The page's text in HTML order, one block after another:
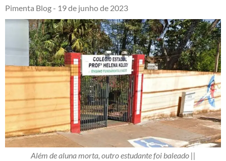
Pimenta Blog - 19 de junho de 2023
Além de aluna morta, outro estudante foi baleado ||